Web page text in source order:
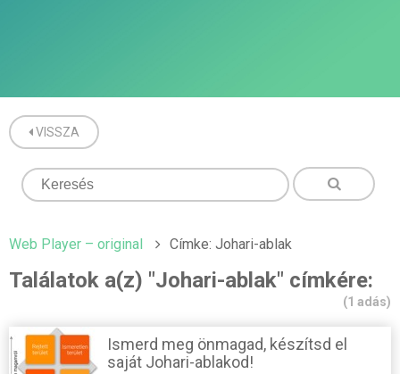
VISSZA
Web Player – original Címke: Johari-ablak
Találatok a(z) "Johari-ablak" címkére:
(1 adás)
Ismerd meg önmagad, készítsd el
saját Johari-ablakod!